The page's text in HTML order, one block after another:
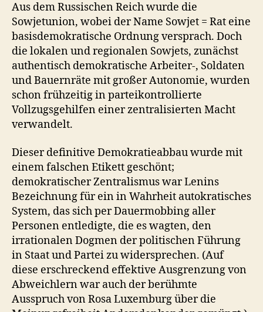
Aus dem Russischen Reich wurde die
Sowjetunion, wobei der Name Sowjet = Rat eine
basisdemokratische Ordnung versprach. Doch
die lokalen und regionalen Sowjets, zunächst
authentisch demokratische Arbeiter-, Soldaten
und Bauernräte mit großer Autonomie, wurden
schon frühzeitig in parteikontrollierte
Vollzugsgehilfen einer zentralisierten Macht
verwandelt.
Dieser definitive Demokratieabbau wurde mit
einem falschen Etikett geschönt;
demokratischer Zentralismus war Lenins
Bezeichnung für ein in Wahrheit autokratisches
System, das sich per Dauermobbing aller
Personen entledigte, die es wagten, den
irrationalen Dogmen der politischen Führung
in Staat und Partei zu widersprechen. (Auf
diese erschreckend effektive Ausgrenzung von
Abweichlern war auch der berühmte
Ausspruch von Rosa Luxemburg über die